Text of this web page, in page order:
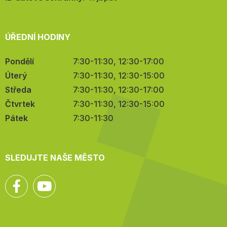
ÚŘEDNÍ HODINY
Pondělí
7:30-11:30, 12:30-17:00
Úterý
7:30-11:30, 12:30-15:00
Středa
7:30-11:30, 12:30-17:00
Čtvrtek
7:30-11:30, 12:30-15:00
Pátek
7:30-11:30
SLEDUJTE NAŠE MĚSTO
Facebook